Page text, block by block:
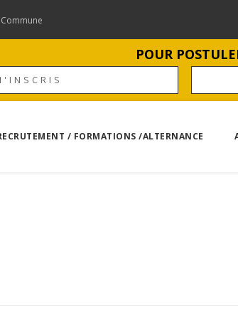
POUR
/ FORMATIONS /ALTERNANCE